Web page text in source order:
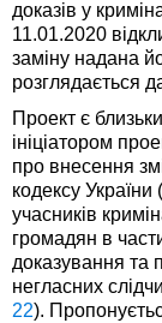
доказів у
11.01.2020
заміну надана
розглядається
Проект є
ініціатором
про внесення
кодексу
учасників
громадян в
доказування та
негласних
22).